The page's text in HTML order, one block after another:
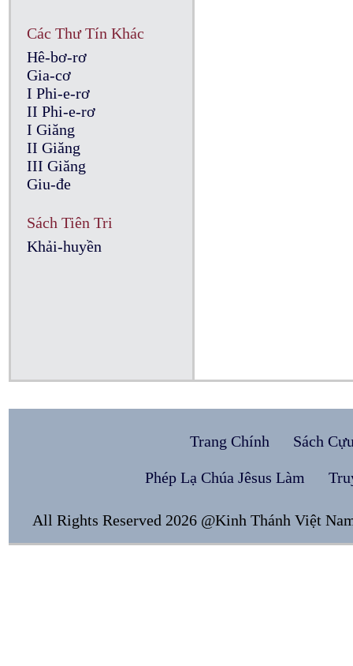
Các Thư Tín Khác
Hê-bơ-rơ
Gia-cơ
I Phi-e-rơ
II Phi-e-rơ
I Giăng
II Giăng
III Giăng
Giu-đe
Sách Tiên Tri
Khải-huyền
Trang Chính Sách
Phép Lạ Chúa Jêsus Làm
All Rights Reserved 2026 @Kinh Thánh Việt